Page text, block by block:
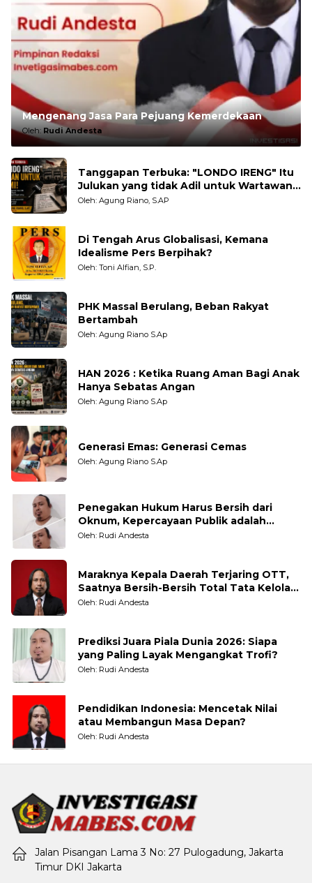
Mengenang Jasa Para Pejuang Kemerdekaan
Oleh:Rudi Andesta
Tanggapan Terbuka: "LONDO IRENG" Itu
Julukan yang tidak Adil untuk Wartawan,
Pengamat dan LSM
Oleh: Agung Riano, S.AP
Di Tengah Arus Globalisasi, Kemana
Idealisme Pers Berpihak?
Oleh: Toni Alfian, S.P.
PHK Massal Berulang, Beban Rakyat
Bertambah
Oleh: Agung Riano S.Ap
HAN 2026 : Ketika Ruang Aman Bagi Anak
Hanya Sebatas Angan
Oleh: Agung Riano S.Ap
Generasi Emas: Generasi Cemas
Oleh: Agung Riano S.Ap
Penegakan Hukum Harus Bersih dari
Oknum, Kepercayaan Publik adalah
Taruhannya
Oleh: Rudi Andesta
Maraknya Kepala Daerah Terjaring OTT,
Saatnya Bersih-Bersih Total Tata Kelola
Pemerintahan
Oleh: Rudi Andesta
Prediksi Juara Piala Dunia 2026: Siapa
yang Paling Layak Mengangkat Trofi?
Oleh: Rudi Andesta
Pendidikan Indonesia: Mencetak Nilai
atau Membangun Masa Depan?
Oleh: Rudi Andesta
Jalan Pisangan Lama 3 No: 27 Pulogadung, Jakarta
Timur DKI Jakarta